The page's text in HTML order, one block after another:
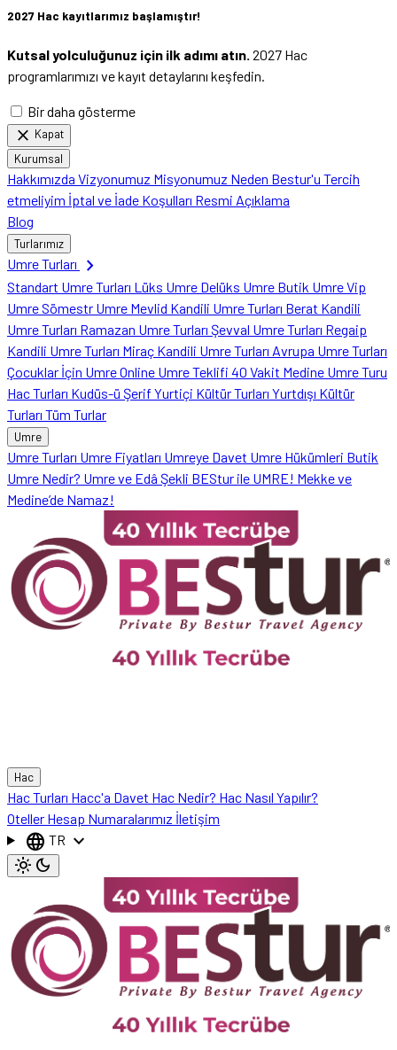
2027 Hac kayıtlarımız başlamıştır!
Kutsal yolculuğunuz için ilk adımı atın. 2027 Hac
programlarımızı ve kayıt detaylarını keşfedin.
Bir daha gösterme
close Kapat
Kurumsal
Hakkımızda Vizyonumuz Misyonumuz Neden Bestur'u Tercih
etmeliyim İptal ve İade Koşulları Resmi Açıklama
Blog
Turlarımız
Umre Turları chevron_right
Standart Umre Turları Lüks Umre Delüks Umre Butik UmreVip
UmreSömestr Umre Mevlid Kandili Umre Turları Berat Kandili
Umre Turları Ramazan Umre Turları Şevval Umre Turları Regaip
Kandili Umre Turları Miraç Kandili Umre Turları Avrupa Umre Turları
Çocuklar İçin UmreOnline Umre Teklifi 40 Vakit Medine Umre Turu
Hac Turları Kudüs-ü Şerif Yurtiçi Kültür Turları Yurtdışı Kültür
Turları Tüm Turlar
Umre
Umre Turları Umre Fiyatları Umreye Davet Umre Hükümleri Butik
Umre Nedir? Umre ve Edâ Şekli BEStur ile UMRE! Mekke ve
Medine’de Namaz!
Hac
Hac Turları Hacc'a Davet Hac Nedir? Hac Nasıl Yapılır?
Oteller Hesap Numaralarımız İletişim
language TR expand_more
light_mode dark_mode